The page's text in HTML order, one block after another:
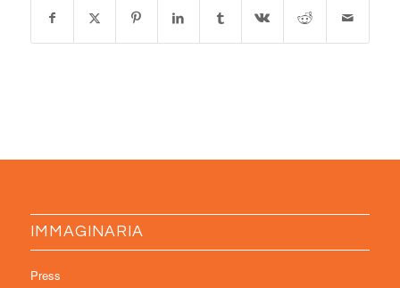
IMMAGINARIA
Press